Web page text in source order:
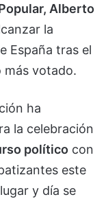
Alberto
la
España tras el
más votado.
ha
la celebración
político con
este
y día se